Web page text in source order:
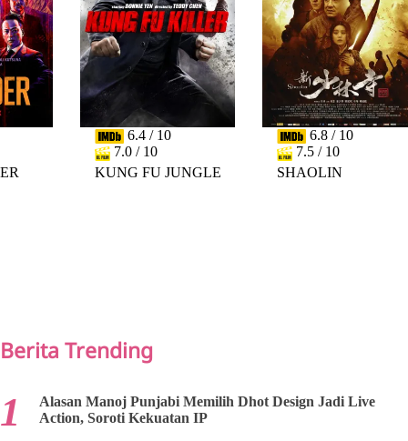
6.4 / 10
7.0 / 10
KUNG FU JUNGLE
6.8 / 10
7.5 / 10
SHAOLIN
Berita Trending
Alasan Manoj Punjabi Memilih Dhot Design Jadi Live
Action, Soroti Kekuatan IP